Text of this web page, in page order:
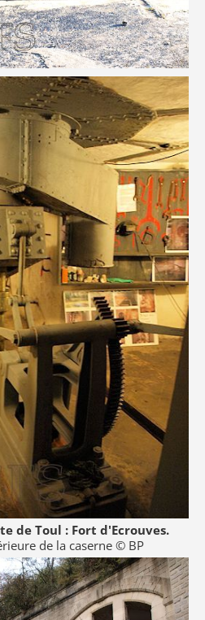
de Toul : Fort d'Ecrouves.
de la caserne © BP